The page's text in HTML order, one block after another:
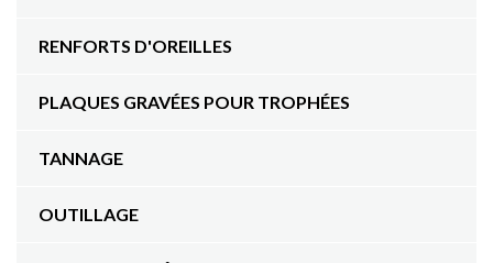
RENFORTS D'OREILLES
PLAQUES GRAVÉES POUR TROPHÉES
TANNAGE
OUTILLAGE